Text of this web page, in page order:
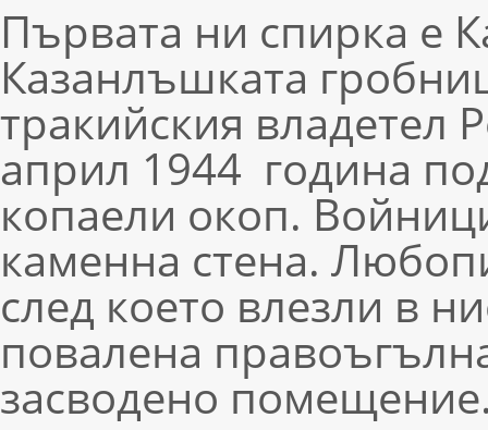
Първата ни спирка е
Казанлъшката
тракийския владетел
април 1944 година
копаели окоп.
каменна стена.
след което влезли в
повалена
засводено